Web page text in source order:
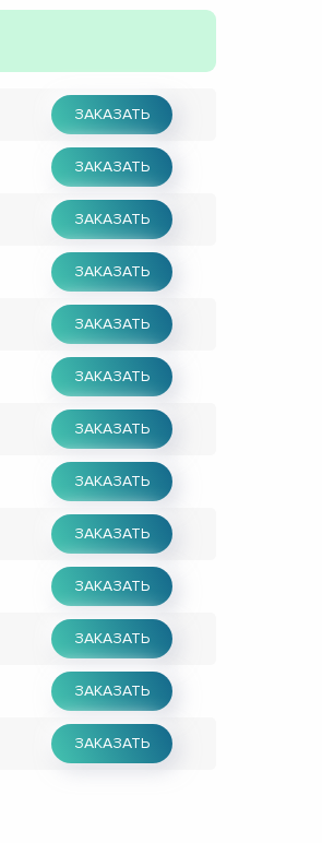
ЗАКАЗАТЬ
ЗАКАЗАТЬ
ЗАКАЗАТЬ
ЗАКАЗАТЬ
ЗАКАЗАТЬ
ЗАКАЗАТЬ
ЗАКАЗАТЬ
ЗАКАЗАТЬ
ЗАКАЗАТЬ
ЗАКАЗАТЬ
ЗАКАЗАТЬ
ЗАКАЗАТЬ
ЗАКАЗАТЬ